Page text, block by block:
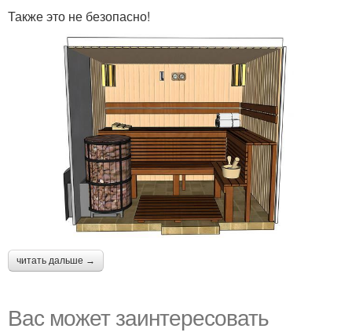
Также это не безопасно!
читать дальше →
Вас может заинтересовать